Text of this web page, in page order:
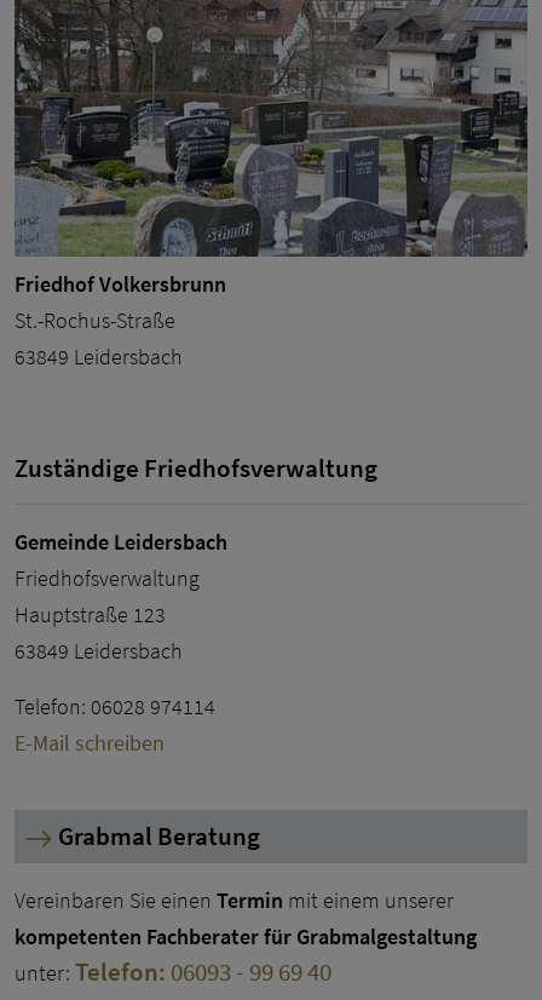
Friedhof Volkersbrunn
St.-Rochus-Straße
63849 Leidersbach
Zuständige Friedhofsverwaltung
Gemeinde Leidersbach
Friedhofsverwaltung
Hauptstraße 123
63849 Leidersbach
Telefon: 06028 974114
E-Mail schreiben
Grabmal Beratung
Vereinbaren Sie einen Termin mit einem unserer
kompetenten Fachberater für Grabmalgestaltung
unter: Telefon: 06093 - 99 69 40